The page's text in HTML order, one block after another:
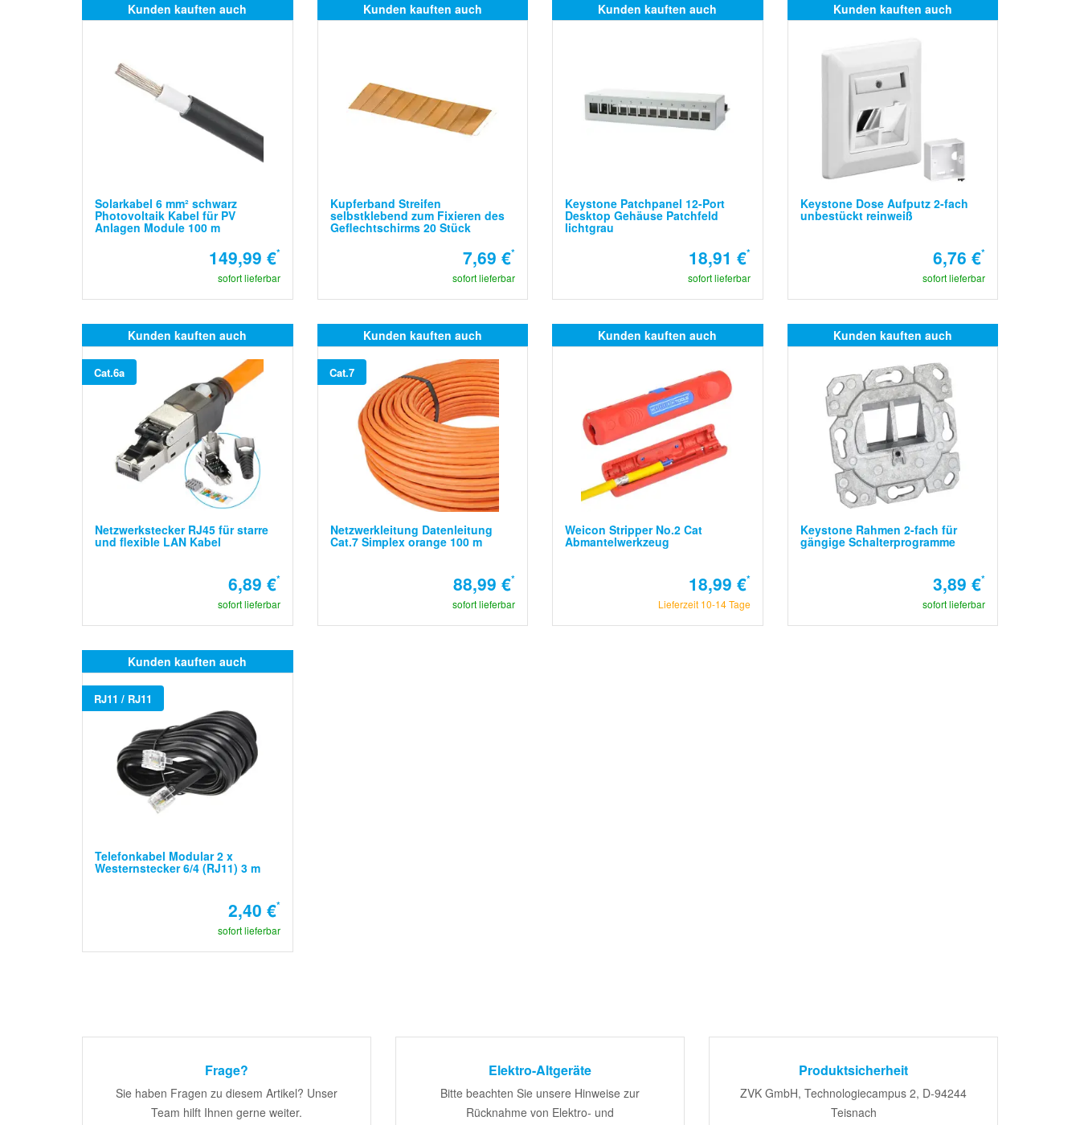
Kunden kauften auch
Solarkabel 6 mm² schwarz
Photovoltaik Kabel für PV
Anlagen Module 100 m
149,99 €*
sofort lieferbar
Kunden kauften auch
Kupferband Streifen
selbstklebend zum Fixieren des
Geflechtschirms 20 Stück
7,69 €*
sofort lieferbar
Kunden kauften auch
Keystone Patchpanel 12-Port
Desktop Gehäuse Patchfeld
lichtgrau
18,91 €*
sofort lieferbar
Kunden kauften auch
Keystone Dose Aufputz 2-fach
unbestückt reinweiß
6,76 €*
sofort lieferbar
Kunden kauften auch
Cat.6a
Netzwerkstecker RJ45 für starre
und flexible LAN Kabel
6,89 €*
sofort lieferbar
Kunden kauften auch
Cat.7
Netzwerkleitung Datenleitung
Cat.7 Simplex orange 100 m
88,99 €*
sofort lieferbar
Kunden kauften auch
Weicon Stripper No.2 Cat
Abmantelwerkzeug
18,99 €*
Lieferzeit 10-14 Tage
Kunden kauften auch
Keystone Rahmen 2-fach für
gängige Schalterprogramme
3,89 €*
sofort lieferbar
Kunden kauften auch
RJ11 / RJ11
Telefonkabel Modular 2 x
Westernstecker 6/4 (RJ11) 3 m
2,40 €*
sofort lieferbar
Frage?
Sie haben Fragen zu diesem Artikel? Unser
Team hilft Ihnen gerne weiter.
Elektro-Altgeräte
Bitte beachten Sie unsere Hinweise zur
Rücknahme von Elektro- und
Produktsicherheit
ZVK GmbH, Technologiecampus 2, D-94244
Teisnach